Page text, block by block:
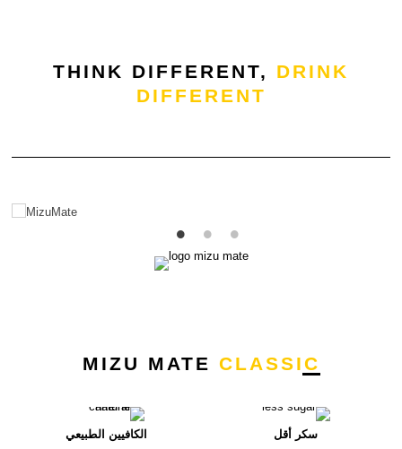
THINK DIFFERENT, DRINK
DIFFERENT
MIZU MATE CLASSIC
سكر أقل الكافيين الطبيعي